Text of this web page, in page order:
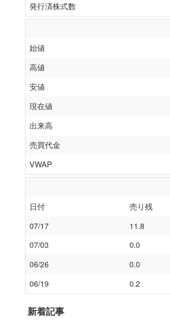
発行済株式数
始値
高値
安値
現在値
出来高
売買代金
VWAP
日付
売り残
07/17
11.8
07/03
0.0
06/26
0.0
06/19
0.2
新着記事